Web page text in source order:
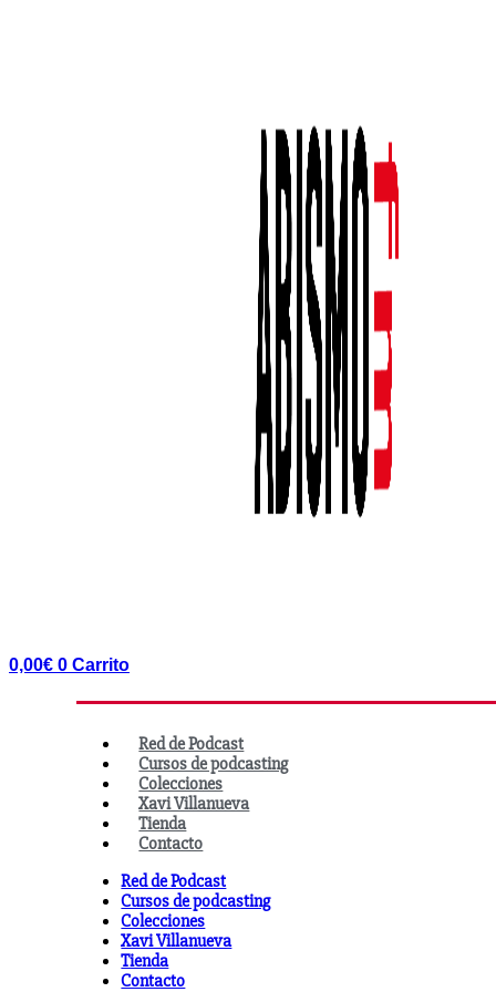
0,00€ 0 Carrito
Red de Podcast
Cursos de podcasting
Colecciones
Xavi Villanueva
Tienda
Contacto
Red de Podcast
Cursos de podcasting
Colecciones
Xavi Villanueva
Tienda
Contacto